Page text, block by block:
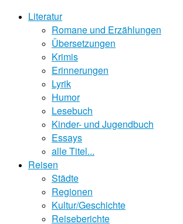
Literatur
Romane und Erzählungen
Übersetzungen
Krimis
Erinnerungen
Lyrik
Humor
Lesebuch
Kinder- und Jugendbuch
Essays
alle Titel...
Reisen
Städte
Regionen
Kultur/Geschichte
Reiseberichte